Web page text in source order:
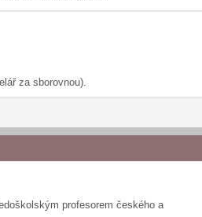
za sborovnou).
profesorem českého a